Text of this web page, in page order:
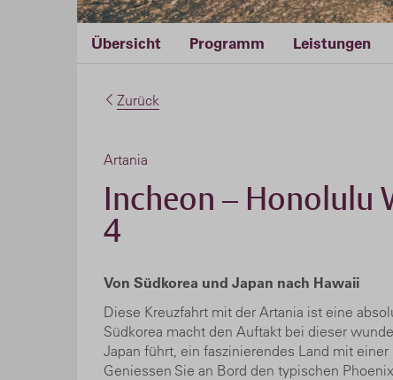
Übersicht Programm Leistungen
Zurück
Artania
Incheon – Honolulu
4
Von Südkorea und Japan nach Hawaii
Diese Kreuzfahrt mit der Artania ist eine
Südkorea macht den Auftakt bei dieser
Japan führt, ein faszinierendes Land mit
Geniessen Sie an Bord den typischen